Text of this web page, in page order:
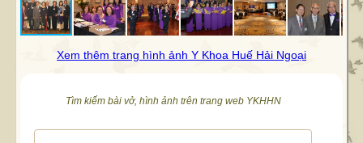
Xem thêm trang hình ảnh Y Khoa Huế Hải Ngoại
Tìm kiếm bài vở, hình ảnh trên trang web YKHHN